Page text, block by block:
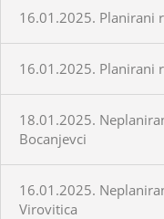
16.01.2025. Planirani
16.01.2025. Planirani
18.01.2025.
Bocanjevci
16.01.2025.
Virovitica